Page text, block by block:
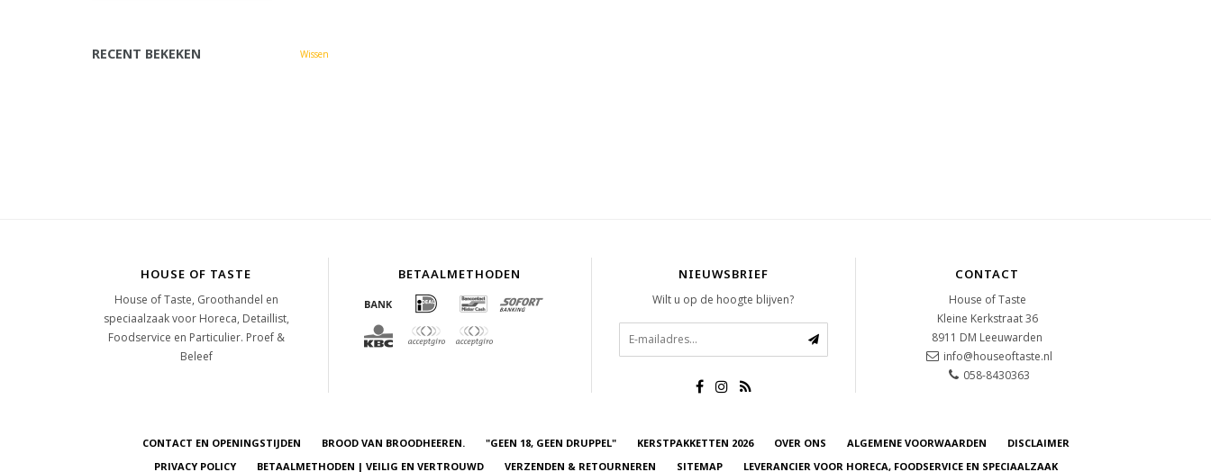
RECENT BEKEKEN Wissen
HOUSE OF TASTE
House of Taste, Groothandel en
speciaalzaak voor Horeca, Detaillist,
Foodservice en Particulier. Proef &
Beleef
BETAALMETHODEN NIEUWSBRIEF
Wilt u op de hoogte blijven?
CONTACT
House of Taste
Kleine Kerkstraat 36
8911 DM Leeuwarden
info@houseoftaste.nl
058-8430363
CONTACT EN OPENINGSTIJDEN BROOD VAN BROODHEEREN. "GEEN 18, GEEN DRUPPEL" KERSTPAKKETTEN 2026 OVER ONS ALGEMENE VOORWAARDEN
DISCLAIMER
PRIVACY POLICY
BETAALMETHODEN | VEILIG EN VERTROUWD VERZENDEN & RETOURNEREN SITEMAP LEVERANCIER VOOR HORECA, FOODSERVICE EN SPECIAALZAAK